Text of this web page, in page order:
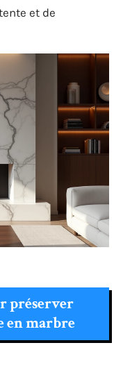
et de
préserver
en marbre